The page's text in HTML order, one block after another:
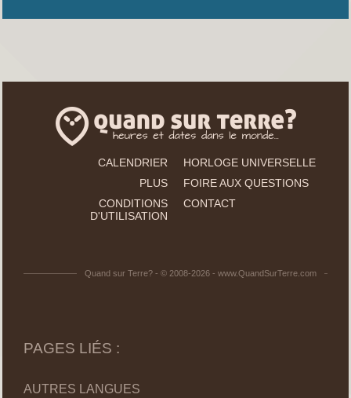
CALENDRIER
HORLOGE UNIVERSELLE
PLUS
FOIRE AUX QUESTIONS
CONDITIONS
D'UTILISATION
CONTACT
Quand sur Terre? - © 2008-2026 - www.QuandSurTerre.com
PAGES LIÉS :
AUTRES LANGUES